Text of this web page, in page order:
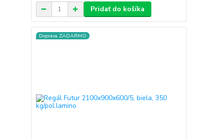
Pridať do košíka
Doprava ZADARMO